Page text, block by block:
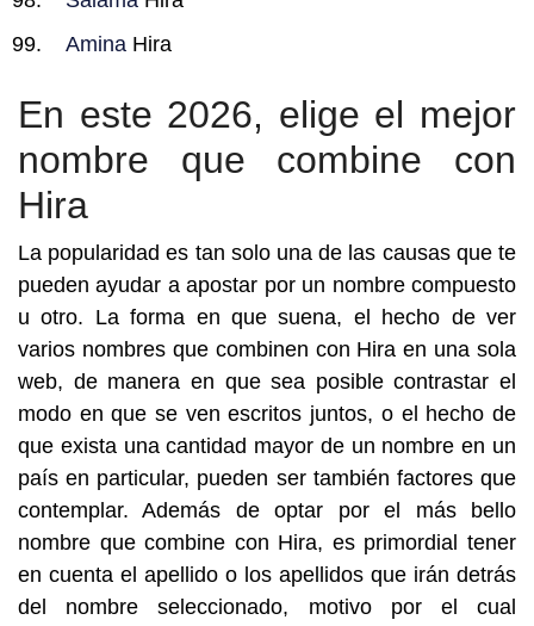
Amina Hira
En este 2026, elige el mejor
nombre que combine con
Hira
La popularidad es tan solo una de las causas que te
pueden ayudar a apostar por un nombre compuesto
u otro. La forma en que suena, el hecho de ver
varios nombres que combinen con Hira en una sola
web, de manera en que sea posible contrastar el
modo en que se ven escritos juntos, o el hecho de
que exista una cantidad mayor de un nombre en un
país en particular, pueden ser también factores que
contemplar. Además de optar por el más bello
nombre que combine con Hira, es primordial tener
en cuenta el apellido o los apellidos que irán detrás
del nombre seleccionado, motivo por el cual